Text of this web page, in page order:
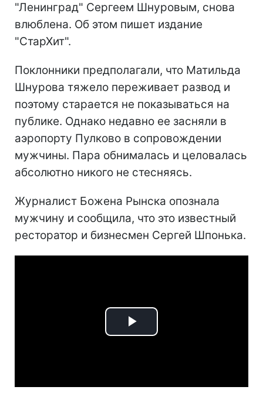
"Ленинград" Сергеем Шнуровым, снова
влюблена. Об этом пишет издание
"СтарХит".
Поклонники предполагали, что Матильда
Шнурова тяжело переживает развод и
поэтому старается не показываться на
публике. Однако недавно ее засняли в
аэропорту Пулково в сопровождении
мужчины. Пара обнималась и целовалась
абсолютно никого не стесняясь.
Журналист Божена Рынска опознала
мужчину и сообщила, что это известный
ресторатор и бизнесмен Сергей Шпонька.
Play